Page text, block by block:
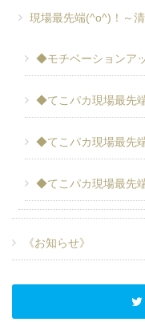
現場最先端(^o^)！～
◆モチベーションア
◆てこパカ現場最先
◆てこパカ現場最先
◆てこパカ現場最先
《お知らせ》